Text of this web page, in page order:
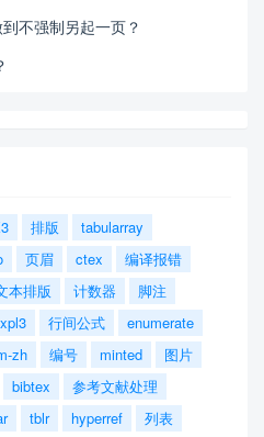
不强制另起一页？
排版
tabularray
页眉 ctex
编译报错
本排版 计数器
脚注
行间公式
enumerate
zh 编号 minted
图片
bibtex
参考文献处理
tblr hyperref
列表